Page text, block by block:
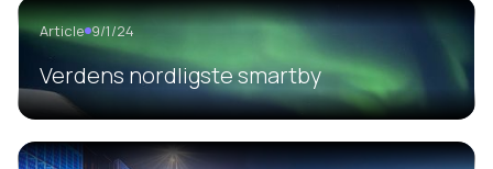
Article 9/1/24
Verdens nordligste smartby